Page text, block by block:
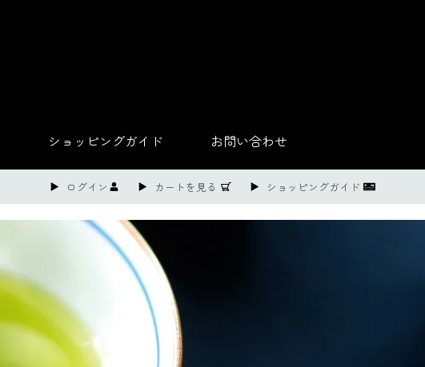
ショッピングガイド お問い合わせ
ログイン カートを見る ショッピングガイド